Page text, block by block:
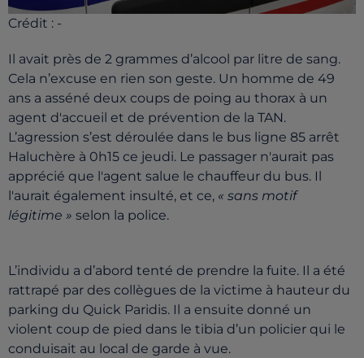
Crédit : -
Il avait près de 2 grammes d’alcool par litre de sang.
Cela n’excuse en rien son geste. Un homme de 49
ans a asséné deux coups de poing au thorax à un
agent d'accueil et de prévention de la TAN.
L’agression s’est déroulée dans le bus ligne 85 arrêt
Haluchère à 0h15 ce jeudi. Le passager n'aurait pas
apprécié que l'agent salue le chauffeur du bus. Il
l'aurait également insulté, et ce, « sans motif
légitime » selon la police.
L’individu a d’abord tenté de prendre la fuite. Il a été
rattrapé par des collègues de la victime à hauteur du
parking du Quick Paridis. Il a ensuite donné un
violent coup de pied dans le tibia d’un policier qui le
conduisait au local de garde à vue.